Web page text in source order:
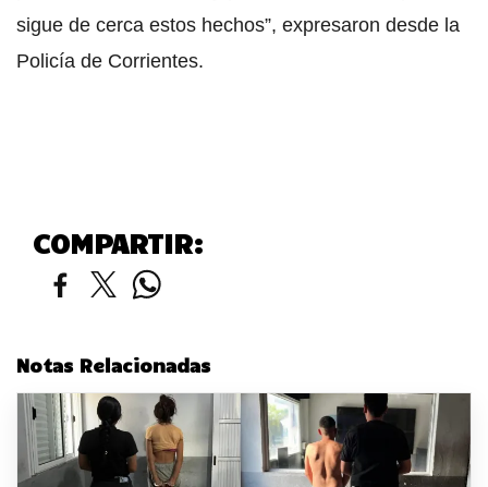
sigue de cerca estos hechos”, expresaron desde la
Policía de Corrientes.
COMPARTIR:
Notas Relacionadas